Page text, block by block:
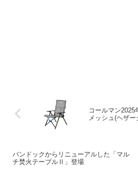
コールマン2025
メッシュ(ヘザー
バンドックからリニューアルした「マル
チ焚火テーブルⅡ」登場